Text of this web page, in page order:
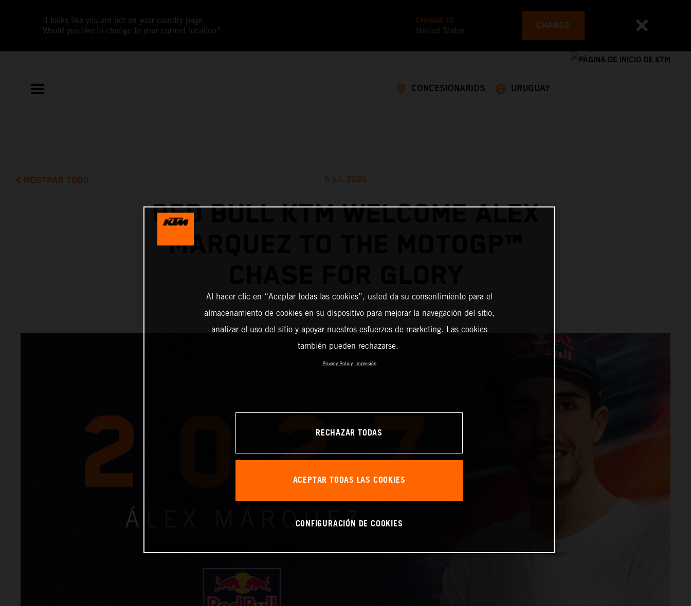
It looks like you are not on your country page.
Would you like to change to your current location?
CHANGE TO
United States CHANGE
CONCESIONARIOS URUGUAY
MOSTRAR TODO 6 jul. 2026
RED BULL KTM WELCOME ALEX
MARQUEZ TO THE MOTOGP™
Al hacer clic en “Aceptar todas las cookies”, usted da su consentimiento para el
almacenamiento de cookies en su dispositivo para mejorar la navegación del sitio,
analizar el uso del sitio y apoyar nuestros esfuerzos de marketing. Las cookies
también pueden rechazarse.
Privacy Policy Impresión
RECHAZAR TODAS
ACEPTAR TODAS LAS COOKIES
CONFIGURACIÓN DE COOKIES